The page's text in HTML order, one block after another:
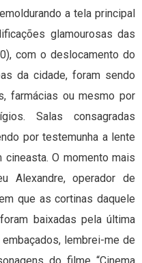
a tela principal
glamourosas das
com o deslocamento do
da cidade, foram sendo
farmácias ou mesmo por
Salas consagradas
por testemunha a lente
O momento mais
Alexandre, operador de
que as cortinas daquele
baixadas pela última
lembrei-me de
do filme “Cinema